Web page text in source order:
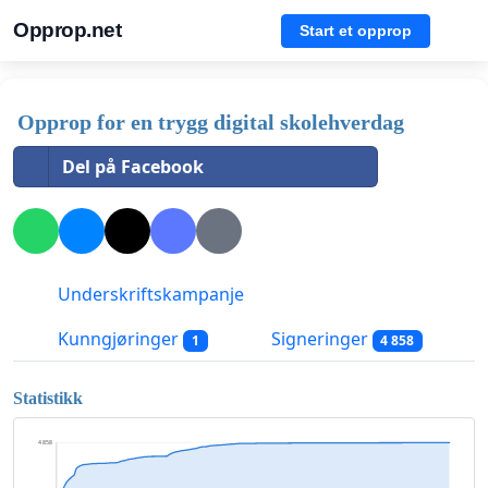
Opprop.net Start et opprop
Opprop for en trygg digital skolehverdag
Del på Facebook
Underskriftskampanje
Kunngjøringer
1 Signeringer 4 858
Statistikk
4 858